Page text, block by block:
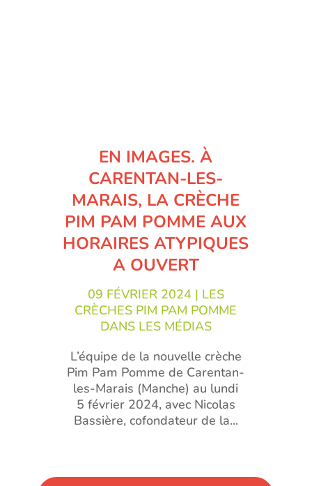
EN IMAGES. À
CARENTAN-LES-
MARAIS, LA CRÈCHE
PIM PAM POMME AUX
HORAIRES ATYPIQUES
A OUVERT
09 FÉVRIER 2024| LES
CRÈCHES PIM PAM POMME
DANS LES MÉDIAS
L’équipe de la nouvelle crèche
Pim Pam Pomme de Carentan-
les-Marais (Manche) au lundi
5 février 2024, avec Nicolas
Bassière, cofondateur de la...